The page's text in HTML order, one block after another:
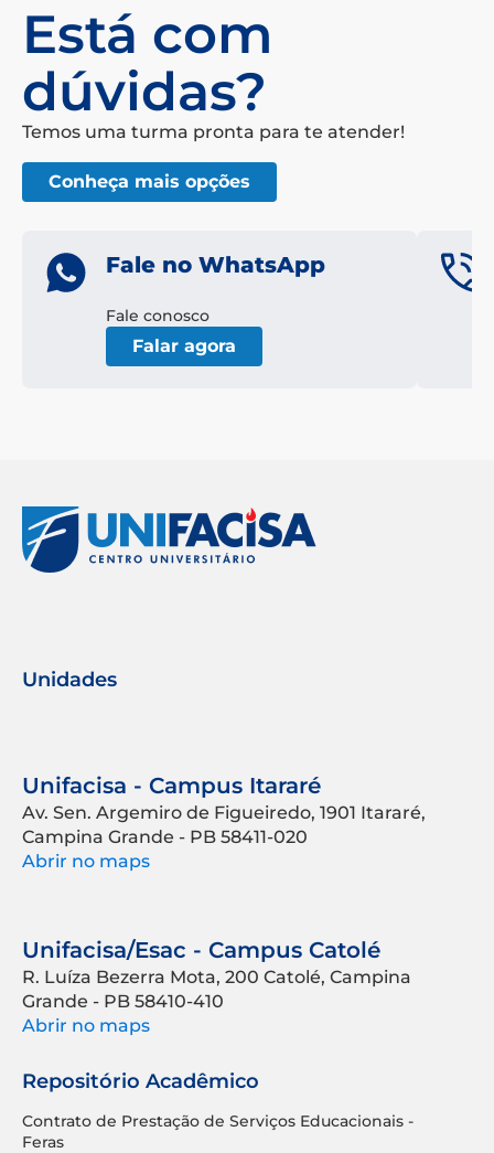
Está com
dúvidas?
Temos uma turma pronta para te atender!
Conheça mais opções
Fale no WhatsApp
Fale conosco
Falar agora
Unidades
Unifacisa - Campus Itararé
Av. Sen. Argemiro de Figueiredo, 1901 Itararé,
Campina Grande - PB 58411-020
Abrir no maps
Unifacisa/Esac - Campus Catolé
R. Luíza Bezerra Mota, 200 Catolé, Campina
Grande - PB 58410-410
Abrir no maps
Repositório Acadêmico
Contrato de Prestação de Serviços Educacionais -
Feras